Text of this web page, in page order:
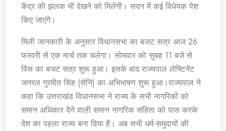
केंद्र की झलक भी देखने को मिलेगी। सदन में कई विधेयक पेश
किए जाएंगे।
मिली जानकारी के अनुसार विधानसभा का बजट सत्र आज 26
फरवरी से एक मार्च तक चलेगा। साेमवार को सुबह 11 बजे से
विस का बजट सत्र शुरू हुआ। इसके बाद राज्यपाल लेफ्टिनेंट
जनरल गुरमीत सिंह (सेनि) का अभिभाषण शुरू हुआ।राज्यपाल ने
कहा कि उत्तराखंड विधानसभा ने राज्य के सभी नागरिकों को
समान अधिकार देने वाली समान नागरिक संहिता को पास करके
देश का पहला राज्य बना दिया है। अब सभी धर्म-समुदायों की